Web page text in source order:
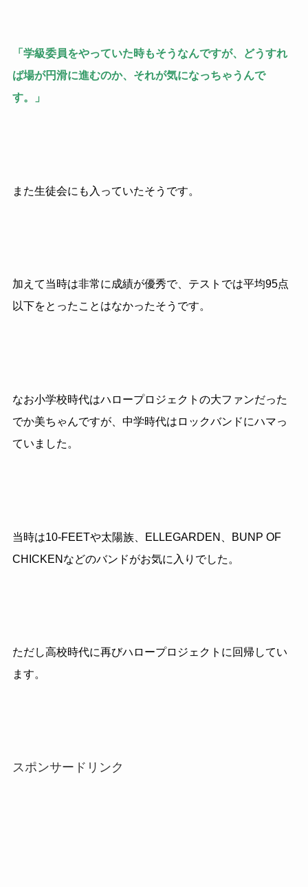
「学級委員をやっていた時もそうなんですが、どうすれ
ば場が円滑に進むのか、それが気になっちゃうんで
す。」
また生徒会にも入っていたそうです。
加えて当時は非常に成績が優秀で、テストでは平均95点
以下をとったことはなかったそうです。
なお小学校時代はハロープロジェクトの大ファンだった
でか美ちゃんですが、中学時代はロックバンドにハマっ
ていました。
当時は10-FEETや太陽族、ELLEGARDEN、BUNP OF
CHICKENなどのバンドがお気に入りでした。
ただし高校時代に再びハロープロジェクトに回帰してい
ます。
スポンサードリンク